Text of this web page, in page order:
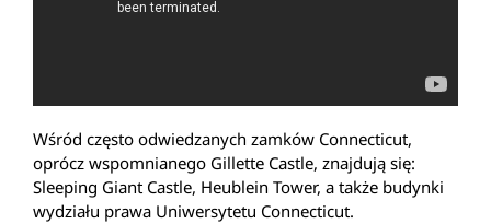
Wśród często odwiedzanych zamków Connecticut,
oprócz wspomnianego Gillette Castle, znajdują się:
Sleeping Giant Castle, Heublein Tower, a także budynki
wydziału prawa Uniwersytetu Connecticut.